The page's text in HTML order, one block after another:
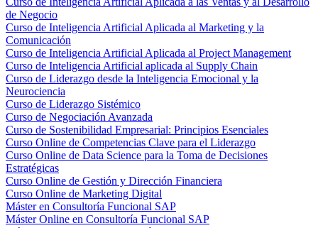
de Negocio
Curso de Inteligencia Artificial Aplicada al Marketing y la
Comunicación
Curso de Inteligencia Artificial Aplicada al Project Management
Curso de Inteligencia Artificial aplicada al Supply Chain
Curso de Liderazgo desde la Inteligencia Emocional y la
Neurociencia
Curso de Liderazgo Sistémico
Curso de Negociación Avanzada
Curso de Sostenibilidad Empresarial: Principios Esenciales
Curso Online de Competencias Clave para el Liderazgo
Curso Online de Data Science para la Toma de Decisiones
Estratégicas
Curso Online de Gestión y Dirección Financiera
Curso Online de Marketing Digital
Máster en Consultoría Funcional SAP
Máster Online en Consultoría Funcional SAP